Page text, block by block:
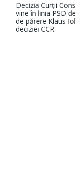
Decizia Curții
vine în linia PSD
de părere Klaus
deciziei CCR.